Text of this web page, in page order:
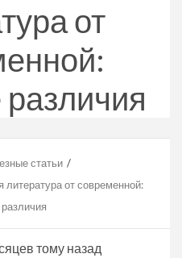
от
статьи
литература от современной:
тому назад